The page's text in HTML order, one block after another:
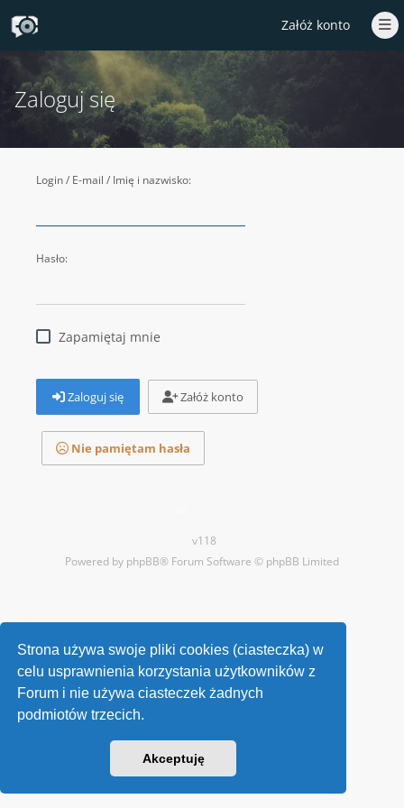
Strona używa swoje pliki cookies (ciasteczka) w
celu usprawnienia korzystania użytkowników z
Forum i nie używa ciasteczek żadnych
podmiotów trzecich.
Akceptuję
Załóż konto
Zaloguj się
Login / E-mail / Imię i nazwisko:
Hasło:
Zapamiętaj mnie
Zaloguj się Załóż konto
Nie pamiętam hasła
v118
Powered by phpBB® Forum Software © phpBB Limited